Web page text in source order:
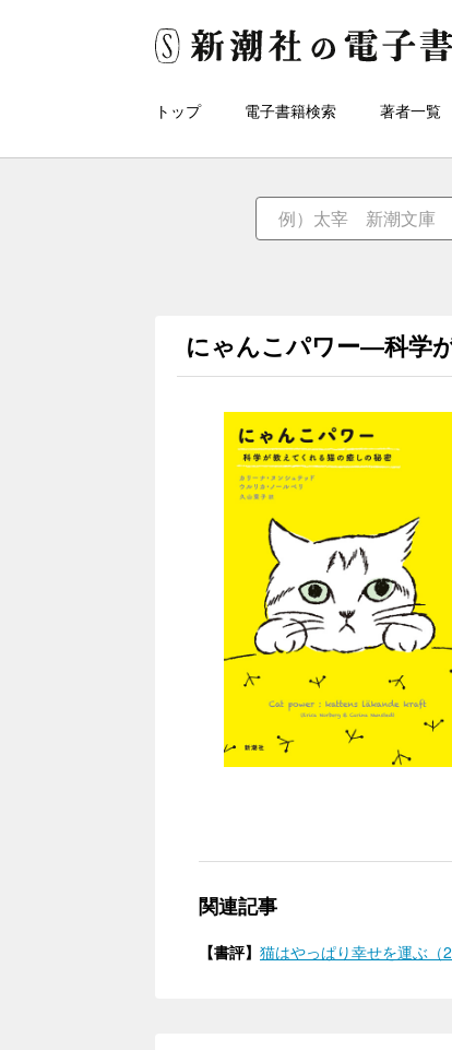
トップ 電子書籍検索 著者一覧
にゃんこパワー―科学
関連記事
【書評】 猫はやっぱり幸せを運ぶ（